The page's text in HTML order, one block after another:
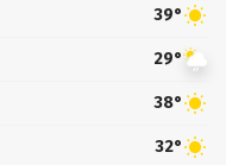
39°
29°
38°
32°